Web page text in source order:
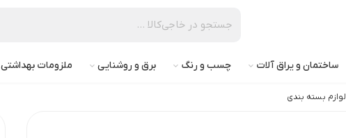
ساختمان و یراق آلات چسب و رنگ برق و روشنایی ملزومات بهداشتی
لوازم بسته بندی